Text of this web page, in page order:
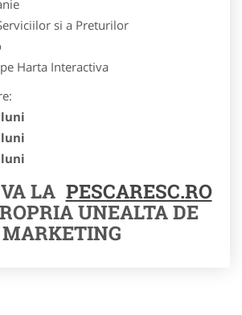
si a Preturilor
Harta Interactiva
LA PESCARESC.RO
UNEALTA DE
MARKETING